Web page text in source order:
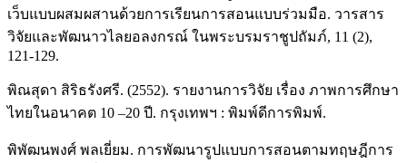
เว็บแบบผสมผสานด้วยการเรียนการสอนแบบร่วมมือ. วารสาร
วิจัยและพัฒนาวไลยอลงกรณ์ ในพระบรมราชูปถัมภ์, 11 (2),
121-129.
พิณสุดา สิริธรังศรี. (2552). รายงานการวิจัย เรื่อง ภาพการศึกษา
ไทยในอนาคต 10 –20 ปี. กรุงเทพฯ : พิมพ์ดีการพิมพ์.
พิพัฒนพงศ์ พลเยี่ยม. การพัฒนารูปแบบการสอนตามทฤษฎีการ